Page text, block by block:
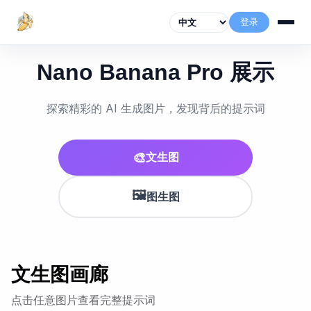
登录
Nano Banana Pro 展示
探索精彩的 AI 生成图片，发现背后的提示词
🎨文生图
🖼️图生图
文生图画廊
点击任意图片查看完整提示词